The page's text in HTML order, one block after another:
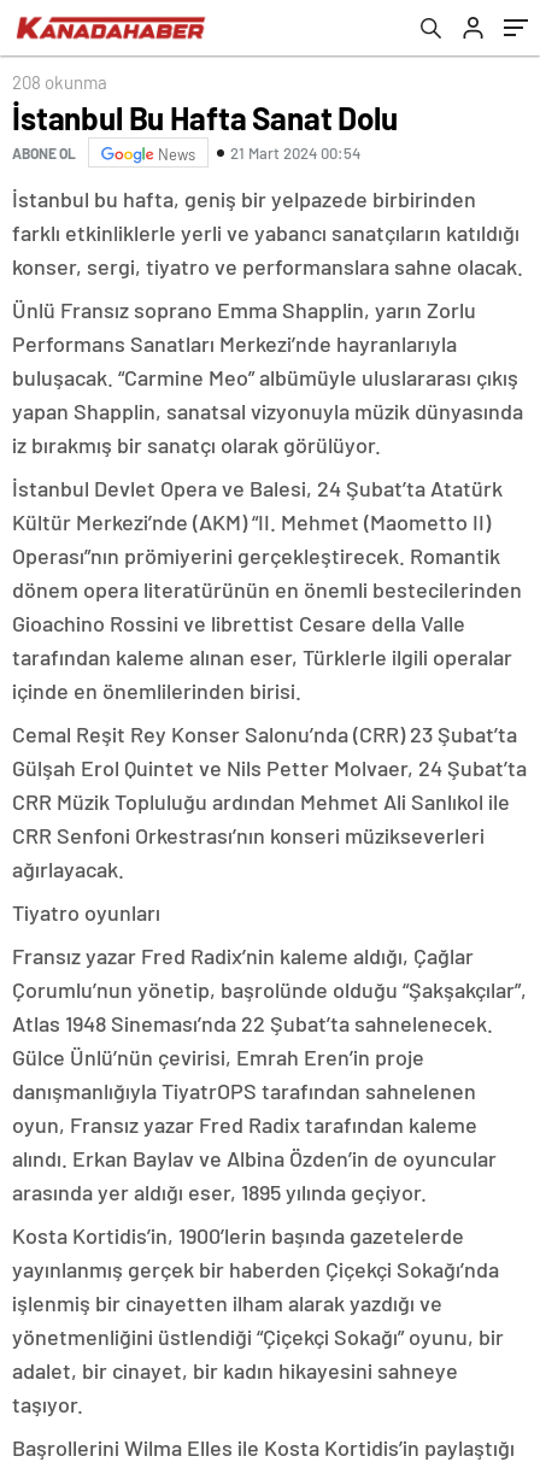
208 okunma
İstanbul Bu Hafta Sanat Dolu
ABONE OL News 21 Mart 2024 00:54
İstanbul bu hafta, geniş bir yelpazede birbirinden
farklı etkinliklerle yerli ve yabancı sanatçıların katıldığı
konser, sergi, tiyatro ve performanslara sahne olacak.
Ünlü Fransız soprano Emma Shapplin, yarın Zorlu
Performans Sanatları Merkezi’nde hayranlarıyla
buluşacak. “Carmine Meo” albümüyle uluslararası çıkış
yapan Shapplin, sanatsal vizyonuyla müzik dünyasında
iz bırakmış bir sanatçı olarak görülüyor.
İstanbul Devlet Opera ve Balesi, 24 Şubat’ta Atatürk
Kültür Merkezi’nde (AKM) “II. Mehmet (Maometto II)
Operası”nın prömiyerini gerçekleştirecek. Romantik
dönem opera literatürünün en önemli bestecilerinden
Gioachino Rossini ve librettist Cesare della Valle
tarafından kaleme alınan eser, Türklerle ilgili operalar
içinde en önemlilerinden birisi.
Cemal Reşit Rey Konser Salonu’nda (CRR) 23 Şubat’ta
Gülşah Erol Quintet ve Nils Petter Molvaer, 24 Şubat’ta
CRR Müzik Topluluğu ardından Mehmet Ali Sanlıkol ile
CRR Senfoni Orkestrası’nın konseri müzikseverleri
ağırlayacak.
Tiyatro oyunları
Fransız yazar Fred Radix’nin kaleme aldığı, Çağlar
Çorumlu’nun yönetip, başrolünde olduğu “Şakşakçılar”,
Atlas 1948 Sineması’nda 22 Şubat’ta sahnelenecek.
Gülce Ünlü’nün çevirisi, Emrah Eren’in proje
danışmanlığıyla TiyatrOPS tarafından sahnelenen
oyun, Fransız yazar Fred Radix tarafından kaleme
alındı. Erkan Baylav ve Albina Özden’in de oyuncular
arasında yer aldığı eser, 1895 yılında geçiyor.
Kosta Kortidis’in, 1900’lerin başında gazetelerde
yayınlanmış gerçek bir haberden Çiçekçi Sokağı’nda
işlenmiş bir cinayetten ilham alarak yazdığı ve
yönetmenliğini üstlendiği “Çiçekçi Sokağı” oyunu, bir
adalet, bir cinayet, bir kadın hikayesini sahneye
taşıyor.
Başrollerini Wilma Elles ile Kosta Kortidis’in paylaştığı